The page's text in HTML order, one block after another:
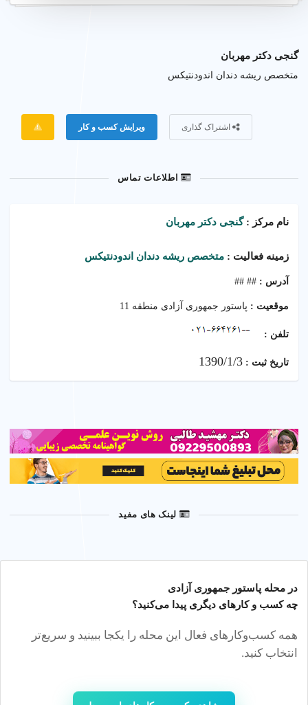
گنجی دکتر مهربان
متخصص ریشه دندان اندودنتیکس
اشتراک گذاری ویرایش کسب و کار
اطلاعات تماس
نام مرکز :گنجی دکتر مهربان
زمینه فعالیت : متخصص ریشه دندان اندودنتیکس
آدرس : ## ##
موقعیت : پاستور جمهوری آزادی منطقه 11
تلفن :
تاریخ ثبت : 1390/1/3
لینک های مفید
در محله پاستور جمهوری آزادی
چه کسب‌ و کارهای دیگری پیدا می‌کنید؟
همه کسب‌وکارهای فعال این محله را یکجا ببینید و سریع‌تر
انتخاب کنید.